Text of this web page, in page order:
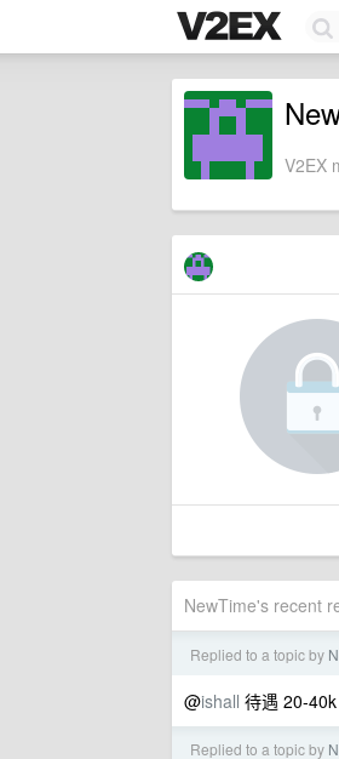
V2EX
NewTime's recent
Replied to a topic by
@ishall 待遇 20-
Replied to a topic by